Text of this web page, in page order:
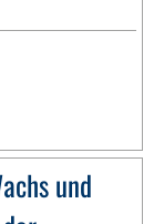
und